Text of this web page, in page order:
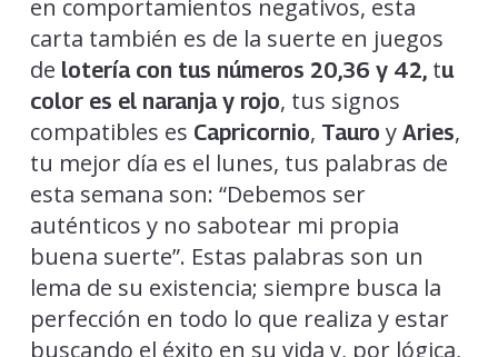
en comportamientos negativos, esta
carta también es de la suerte en juegos
de lotería con tus números 20,36 y 42,tu
color es el naranja y rojo, tus signos
compatibles es Capricornio, Tauro y Aries,
tu mejor día es el lunes, tus palabras de
esta semana son: “Debemos ser
auténticos y no sabotear mi propia
buena suerte”. Estas palabras son un
lema de su existencia; siempre busca la
perfección en todo lo que realiza y estar
buscando el éxito en su vida y, por lógica,